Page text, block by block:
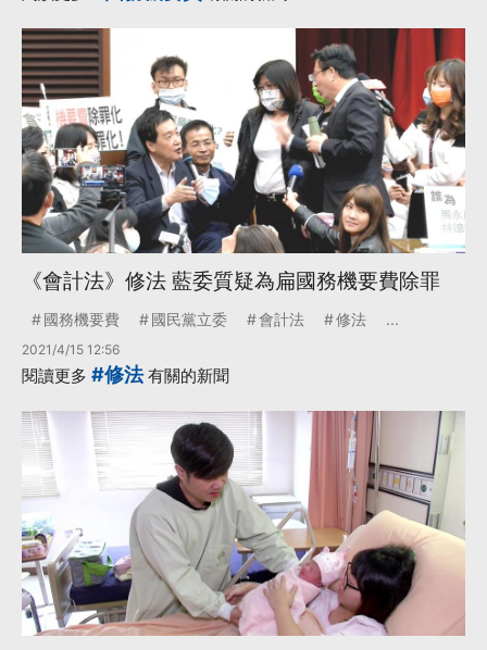
《會計法》修法 藍委質疑為扁國務機要費除罪
國務機要費 國民黨立委 會計法 修法 ...
2021/4/15 12:56
閱讀更多 #修法有關的新聞